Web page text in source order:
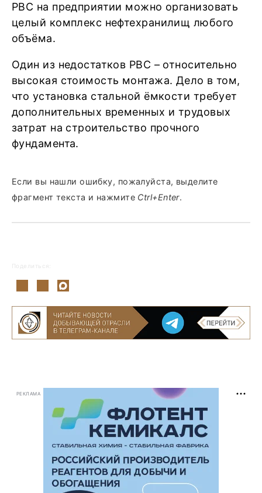
РВС на предприятии можно организовать
целый комплекс нефтехранилищ любого
объёма.
Один из недостатков РВС – относительно
высокая стоимость монтажа. Дело в том,
что установка стальной ёмкости требует
дополнительных временных и трудовых
затрат на строительство прочного
фундамента.
Если вы нашли ошибку, пожалуйста, выделите
фрагмент текста и нажмите Ctrl+Enter.
Поделиться:
РЕКЛАМА